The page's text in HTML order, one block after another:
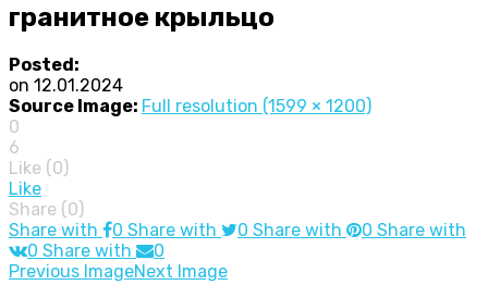
гранитное крыльцо
Posted:
on 12.01.2024
Source Image: Full resolution (1599 × 1200)
0
6
Like (0)
Like
Share (0)
Share with
0 Share with 0 Share with 0 Share with
0 Share with 0
Image
Previous ImageNext Image